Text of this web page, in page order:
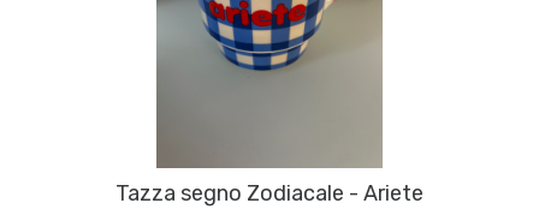
Tazza segno Zodiacale - Ariete